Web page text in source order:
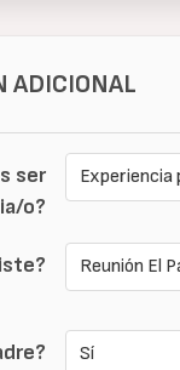
ADICIONAL
ser
o?